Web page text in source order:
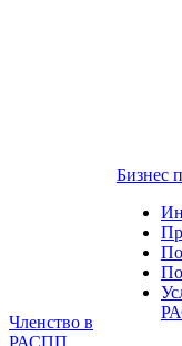
Членство в
РАСПП
Бизнес